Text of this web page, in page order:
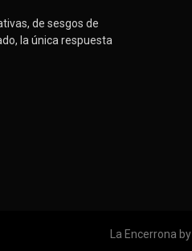
de sesgos de
la única respuesta
La Encerrona by